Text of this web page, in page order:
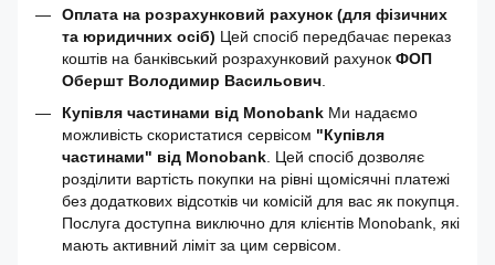
Оплата на розрахунковий рахунок (для фізичних
та юридичних осіб) Цей спосіб передбачає переказ
коштів на банківський розрахунковий рахунок ФОП
Обершт Володимир Васильович
Купівля частинами від Monobank Ми надаємо
можливість скористатися сервісом "Купівля
частинами" від Monobank . Цей спосіб дозволяє
розділити вартість покупки на рівні щомісячні платежі
без додаткових відсотків чи комісій для вас як покупця.
Послуга доступна виключно для клієнтів Monobank, які
мають активний ліміт за цим сервісом.